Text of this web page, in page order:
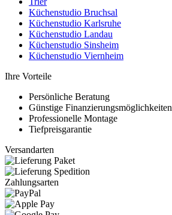
Küchenstudio Bruchsal
Küchenstudio Karlsruhe
Küchenstudio Landau
Küchenstudio Sinsheim
Küchenstudio Viernheim
Ihre Vorteile
Persönliche Beratung
Günstige Finanzierungsmöglichkeiten
Professionelle Montage
Tiefpreisgarantie
Versandarten
Zahlungsarten